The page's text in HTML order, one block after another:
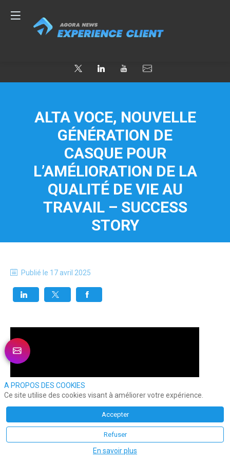
ALTA VOCE, NOUVELLE
GÉNÉRATION DE
CASQUE POUR
L’AMÉLIORATION DE LA
QUALITÉ DE VIE AU
TRAVAIL – SUCCESS
STORY
Publié le 17 avril 2025
A PROPOS DES COOKIES
Ce site utilise des cookies visant à améliorer votre expérience.
Accepter
Refuser
En savoir plus